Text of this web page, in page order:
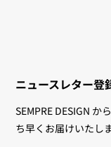
ニュースレター登
SEMPRE DESIGN
ち早くお届けいたしま